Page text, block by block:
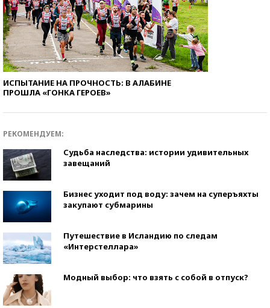
ИСПЫТАНИЕ НА ПРОЧНОСТЬ: В АЛАБИНЕ
ПРОШЛА «ГОНКА ГЕРОЕВ»
РЕКОМЕНДУЕМ:
Судьба наследства: истории удивительных
завещаний
Бизнес уходит под воду: зачем на суперъяхты
закупают субмарины
Путешествие в Исландию по следам
«Интерстеллара»
Модный выбор: что взять с собой в отпуск?